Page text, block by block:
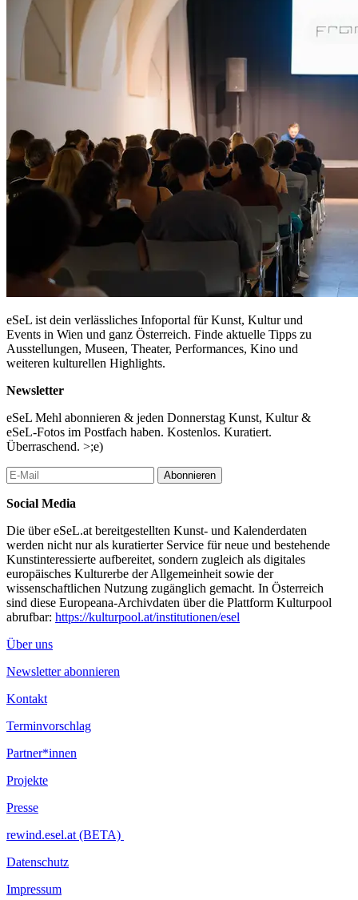
eSeL ist dein verlässliches Infoportal für Kunst, Kultur und
Events in Wien und ganz Österreich. Finde aktuelle Tipps zu
Ausstellungen, Museen, Theater, Performances, Kino und
weiteren kulturellen Highlights.
Newsletter
eSeL Mehl abonnieren & jeden Donnerstag Kunst, Kultur &
eSeL-Fotos im Postfach haben. Kostenlos. Kuratiert.
Überraschend. >;e)
Abonnieren
Social Media
Die über eSeL.at bereitgestellten Kunst- und Kalenderdaten
werden nicht nur als kuratierter Service für neue und bestehende
Kunstinteressierte aufbereitet, sondern zugleich als digitales
europäisches Kulturerbe der Allgemeinheit sowie der
wissenschaftlichen Nutzung zugänglich gemacht. In Österreich
sind diese Europeana-Archivdaten über die Plattform Kulturpool
abrufbar: https://kulturpool.at/institutionen/esel
Über uns
Newsletter abonnieren
Kontakt
Terminvorschlag
Partner*innen
Projekte
Presse
rewind.esel.at (BETA)
Datenschutz
Impressum